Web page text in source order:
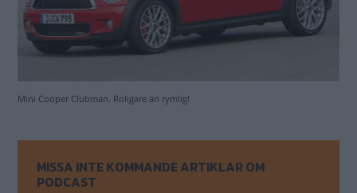
Mini Cooper Clubman. Roligare än rymlig!
MISSA INTE KOMMANDE ARTIKLAR OM
PODCAST